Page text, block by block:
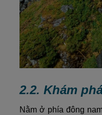
2.2. Khám
Nằm ở phía đông